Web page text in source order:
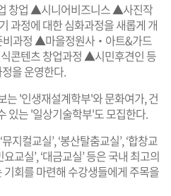
창업 ▲시니어비즈니스 ▲사진작
과정에 대한 심화과정을 새롭게 개
비과정 ▲마을정원사‧아트&가드
콘텐츠 창업과정 ▲시민후견인 등
을 운영한다.
는 '인생재설계학부'와 문화여가, 건
있는 '일상기술학부'도 모집한다.
지컬교실’, ‘봉산탈춤교실’, ‘합창교
교실’, ‘대금교실’ 등은 국내 최고의
회를 마련해 수강생들에게 주목을